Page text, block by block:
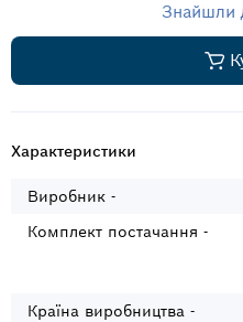
Знайшли
Характеристики
Виробник -
Комплект постачання -
Країна виробництва -